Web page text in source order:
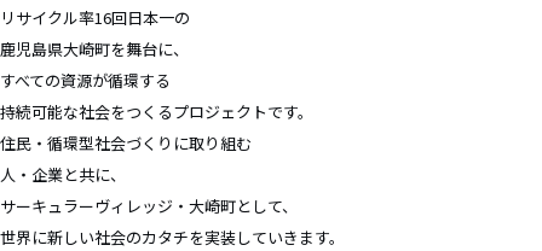
リサイクル率16回⽇本⼀の
鹿児島県大崎町を舞台に、
すべての資源が循環する
持続可能な社会をつくるプロジェクトです。
住民・循環型社会づくりに取り組む
人・企業と共に、
サーキュラーヴィレッジ・大崎町として、
世界に新しい社会のカタチを実装していきます。